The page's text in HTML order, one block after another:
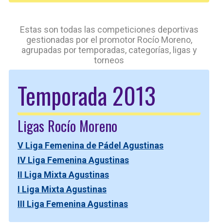
Estas son todas las competiciones deportivas
gestionadas por el promotor Rocío Moreno,
agrupadas por temporadas, categorías, ligas y
torneos
Temporada 2013
Ligas Rocío Moreno
V Liga Femenina de Pádel Agustinas
IV Liga Femenina Agustinas
II Liga Mixta Agustinas
I Liga Mixta Agustinas
III Liga Femenina Agustinas